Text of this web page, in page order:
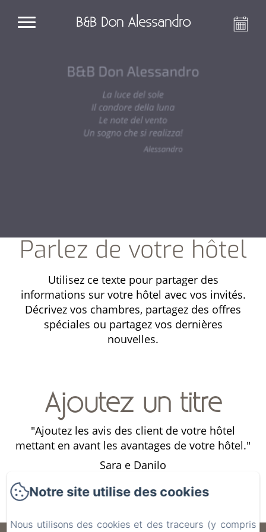
B&B Don Alessandro
Parlez de votre hôtel
Utilisez ce texte pour partager des
informations sur votre hôtel avec vos invités.
Décrivez vos chambres, partagez des offres
spéciales ou partagez vos dernières
nouvelles.
Ajoutez un titre
"Ajoutez les avis des client de votre hôtel
mettant en avant les avantages de votre hôtel."
Sara e Danilo
Notre site utilise des cookies
Nous utilisons des cookies et des traceurs (y compris